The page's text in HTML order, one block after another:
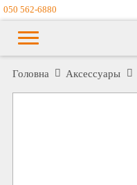
050 562-6880
Головна Аксессуары